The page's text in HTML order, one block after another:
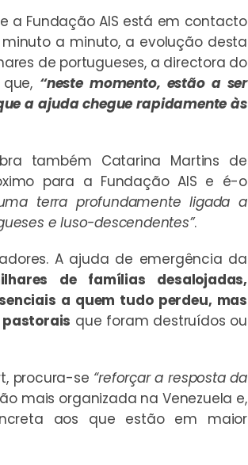
a Fundação AIS está em contacto
a minuto, a evolução desta
de portugueses, a directora do
“neste momento, estão a ser
a ajuda chegue rapidamente às
também Catarina Martins de
para a Fundação AIS e é-o
terra profundamente ligada a
e luso-descendentes”.
A ajuda de emergência da
de famílias desalojadas,
a quem tudo perdeu, mas
que foram destruídos ou
procura-se “reforçar a resposta da
mais organizada na Venezuela e,
aos que estão em maior